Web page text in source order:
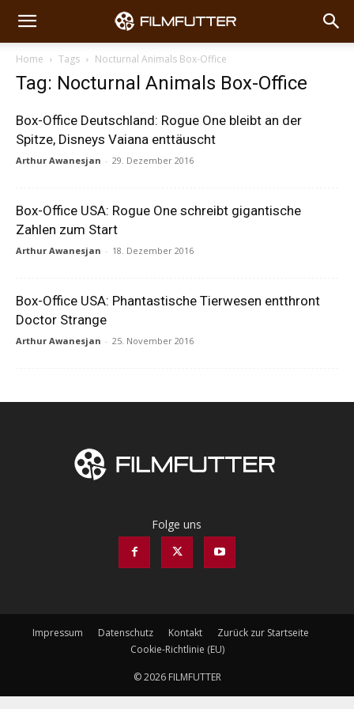
Home Tags Nocturnal Animals Box-Office
Tag: Nocturnal Animals Box-Office
Box-Office Deutschland: Rogue One bleibt an der
Spitze, Disneys Vaiana enttäuscht
Arthur Awanesjan - 29. Dezember 2016
Box-Office USA: Rogue One schreibt gigantische
Zahlen zum Start
Arthur Awanesjan - 18. Dezember 2016
Box-Office USA: Phantastische Tierwesen entthront
Doctor Strange
Arthur Awanesjan - 25. November 2016
Folge uns
Impressum Datenschutz Kontakt
Zurück zur Startseite
Cookie-Richtlinie (EU)
© 2026 FILMFUTTER